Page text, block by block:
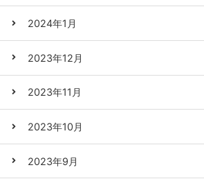
2024年1月
2023年12月
2023年11月
2023年10月
2023年9月